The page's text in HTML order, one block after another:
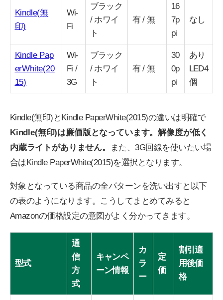
Kindle(無
印)
Wi-
Fi
ブラック
/ ホワイ
ト
有 / 無
16
7p
pi
なし
Kindle Pap
erWhite(20
15)
Wi-
Fi /
3G
ブラック
/ ホワイ
ト
有 / 無
30
0p
pi
あり
LED4
個
Kindle(無印)とKindle PaperWhite(2015)の違いは明確で
Kindle(無印)は廉価版となっています。解像度が低く
内蔵ライトがありません。
また、3G回線を使いたい場
合はKindle PaperWhite(2015)を選択となります。
対象となっている商品の全パターンを洗い出すと以下
の表のようになります。こうしてまとめてみると
Amazonの価格設定の意図がよく分かってきます。
型式
通
信
方
式
キャンペ
ーン情報
カ
ラ
ー
定
価
割引適
用後価
格